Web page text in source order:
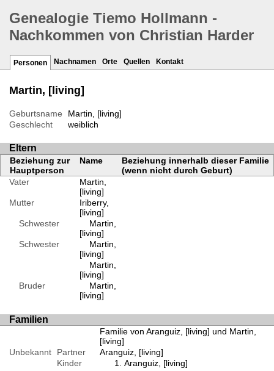
Genealogie Tiemo Hollmann -
Nachkommen von Christian Harder
Personen Nachnamen Orte Quellen Kontakt
Martin, [living]
Geburtsname
Martin, [living]
Geschlecht
weiblich
Eltern
Beziehung zur
Hauptperson
Name
Beziehung innerhalb dieser Familie
(wenn nicht durch Geburt)
Vater
Martin,
[living]
Mutter
Iriberry,
[living]
Schwester
Martin,
[living]
Schwester
Martin,
[living]
Martin,
[living]
Bruder
Martin,
[living]
Familien
Familie von Aranguiz, [living] und Martin,
[living]
Unbekannt
Partner
Aranguiz, [living]
Kinder
Aranguiz, [living]